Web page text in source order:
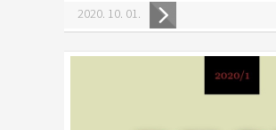
2020. 10. 01.